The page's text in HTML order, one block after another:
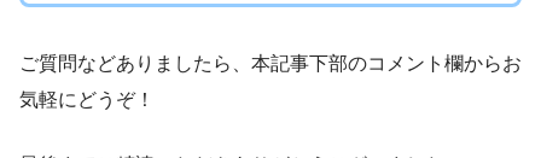
ご質問などありましたら、本記事下部のコメント欄からお
気軽にどうぞ！